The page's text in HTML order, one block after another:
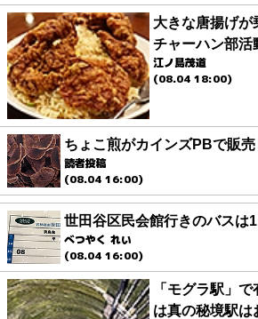
大きな唐揚げが
チャーハン部活
江ノ島茂道
(08.04 18:00)
ちょこ煎がカインズPBで販
読者投稿
(08.04 16:00)
世田谷区民会館行きのバスは
べつやく れい
(08.04 16:00)
「モグラ駅」
は真の秘境駅は